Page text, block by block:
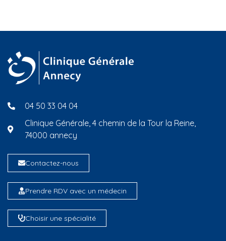
04 50 33 04 04
Clinique Générale, 4 chemin de la Tour la Reine,
74000 annecy
Contactez-nous
Prendre RDV avec un médecin
Choisir une spécialité